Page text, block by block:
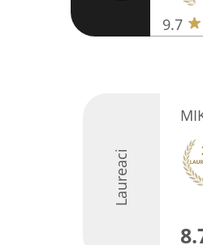
9.7
Laureaci